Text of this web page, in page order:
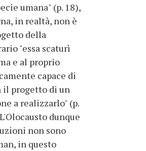
umana" (p. 18),
in realtà, non è
della
"essa scaturì
e al proprio
capace di
il progetto di un
a realizzarlo" (p.
dunque
non sono
in questo